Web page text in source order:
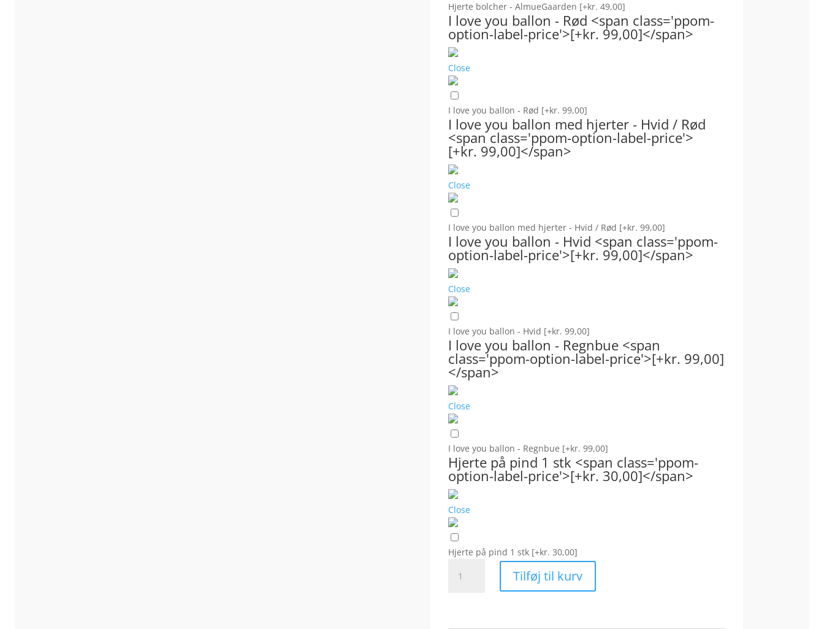
Hjerte bolcher - AlmueGaarden [+kr. 49,00]
I love you ballon - Rød <span class='ppom-
option-label-price'>[+kr. 99,00]</span>
Close
I love you ballon - Rød [+kr. 99,00]
I love you ballon med hjerter - Hvid / Rød
<span class='ppom-option-label-price'>
[+kr. 99,00]</span>
Close
I love you ballon med hjerter - Hvid / Rød [+kr. 99,00]
I love you ballon - Hvid <span class='ppom-
option-label-price'>[+kr. 99,00]</span>
Close
I love you ballon - Hvid [+kr. 99,00]
I love you ballon - Regnbue <span
class='ppom-option-label-price'>[+kr. 99,00]
</span>
Close
I love you ballon - Regnbue [+kr. 99,00]
Hjerte på pind 1 stk <span class='ppom-
option-label-price'>[+kr. 30,00]</span>
Close
Hjerte på pind 1 stk [+kr. 30,00]
Tilføj til kurv